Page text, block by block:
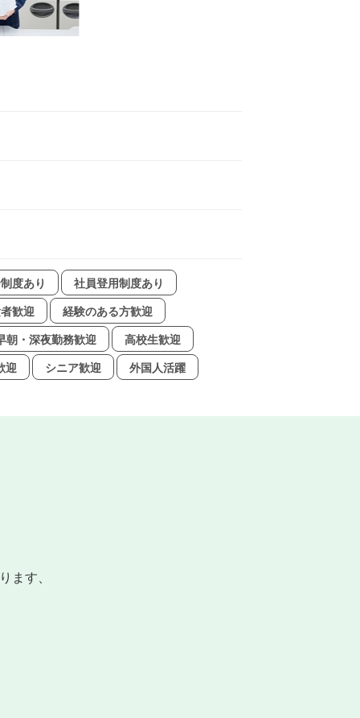
度あり
社員登用制度あり
歓迎
経験のある方歓迎
朝・深夜勤務歓迎
高校生歓迎
迎
シニア歓迎 外国人活躍
す、